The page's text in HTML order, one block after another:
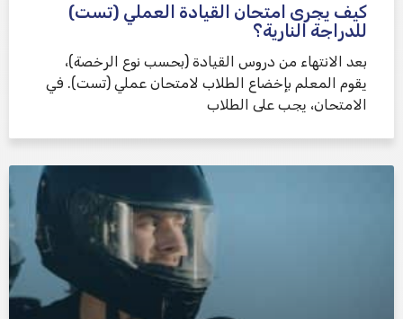
كيف يجرى امتحان القيادة العملي (تست)
للدراجة النارية؟
بعد الانتهاء من دروس القيادة (بحسب نوع الرخصة)،
يقوم المعلم بإخضاع الطلاب لامتحان عملي (تست). في
الامتحان، يجب على الطلاب